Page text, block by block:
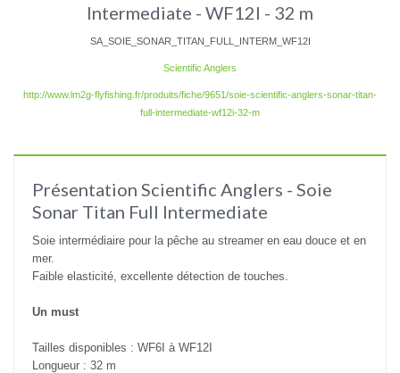
Intermediate - WF12I - 32 m
SA_SOIE_SONAR_TITAN_FULL_INTERM_WF12I
Scientific Anglers
http://www.lm2g-flyfishing.fr/produits/fiche/9651/soie-scientific-anglers-sonar-titan-
full-intermediate-wf12i-32-m
Présentation Scientific Anglers - Soie
Sonar Titan Full Intermediate
Soie intermédiaire pour la pêche au streamer en eau douce et en
mer.
Faible elasticité, excellente détection de touches.
Un must
Tailles disponibles : WF6I à WF12I
Longueur : 32 m